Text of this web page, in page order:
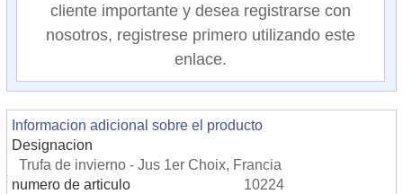
cliente importante y desea registrarse con
nosotros, registrese primero utilizando este
enlace.
Informacion adicional sobre el producto
Designacion
Trufa de invierno - Jus 1er Choix, Francia
numero de articulo
10224